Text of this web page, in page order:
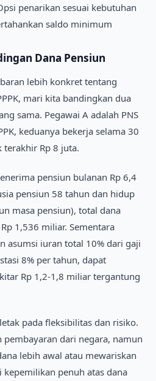
penarikan sesuai kebutuhan
saldo minimum
Dana Pensiun
lebih konkret tentang
mari kita bandingkan dua
sama. Pegawai A adalah PNS
keduanya bekerja selama 30
Rp 8 juta.
pensiun bulanan Rp 6,4
pensiun 58 tahun dan hidup
masa pensiun), total dana
1,536 miliar. Sementara
asumsi iuran total 10% dari gaji
8% per tahun, dapat
Rp 1,2-1,8 miliar tergantung
pada fleksibilitas dan risiko.
pembayaran dari negara, namun
lebih awal atau mewariskan
kepemilikan penuh atas dana